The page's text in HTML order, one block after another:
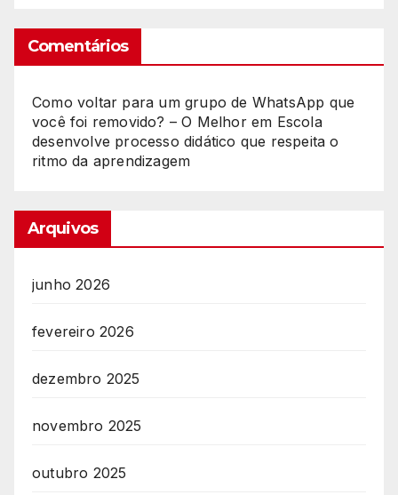
Comentários
Como voltar para um grupo de WhatsApp que
você foi removido? – O Melhorem Escola
desenvolve processo didático que respeita o
ritmo da aprendizagem
Arquivos
junho 2026
fevereiro 2026
dezembro 2025
novembro 2025
outubro 2025